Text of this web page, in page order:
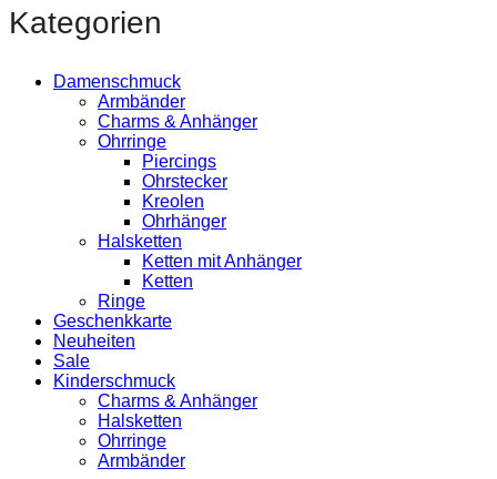
Kategorien
Damenschmuck
Armbänder
Charms & Anhänger
Ohrringe
Piercings
Ohrstecker
Kreolen
Ohrhänger
Halsketten
Ketten mit Anhänger
Ketten
Ringe
Geschenkkarte
Neuheiten
Sale
Kinderschmuck
Charms & Anhänger
Halsketten
Ohrringe
Armbänder